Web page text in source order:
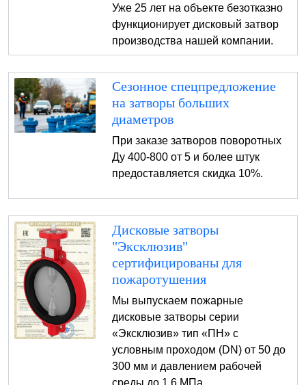
Уже 25 лет на объекте безотказно
функционирует дисковый затвор
производства нашей компании.
Сезонное спецпредложение
на затворы больших
диаметров
При заказе затворов поворотных
Ду 400-800 от 5 и более штук
предоставляется скидка 10%.
Дисковые затворы
"Эксклюзив"
сертифицированы для
пожаротушения
Мы выпускаем пожарные
дисковые затворы серии
«Эксклюзив» тип «ПН» с
условным проходом (DN) от 50 до
300 мм и давлением рабочей